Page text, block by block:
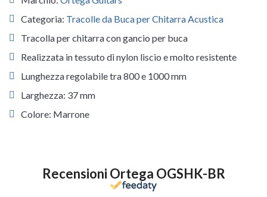
Categoria: Tracolle da Buca per Chitarra Acustica
Tracolla per chitarra con gancio per buca
Realizzata in tessuto di nylon liscio e molto resistente
Lunghezza regolabile tra 800 e 1000 mm
Larghezza: 37 mm
Colore: Marrone
Recensioni Ortega OGSHK-BR